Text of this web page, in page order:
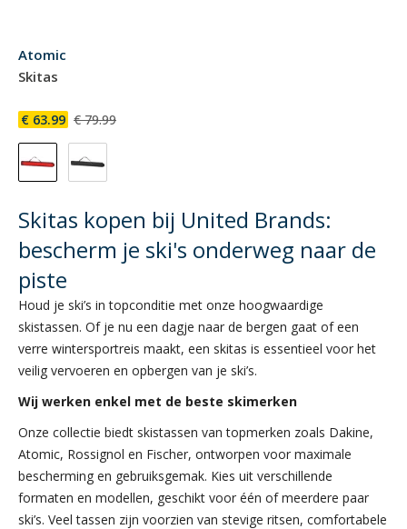
Atomic
Skitas
€ 63.99 € 79.99
Skitas kopen bij United Brands:
bescherm je ski's onderweg naar de
piste
Houd je ski’s in topconditie met onze hoogwaardige
skistassen. Of je nu een dagje naar de bergen gaat of een
verre wintersportreis maakt, een skitas is essentieel voor het
veilig vervoeren en opbergen van je ski’s.
Wij werken enkel met de beste skimerken
Onze collectie biedt skistassen van topmerken zoals Dakine,
Atomic, Rossignol en Fischer, ontworpen voor maximale
bescherming en gebruiksgemak. Kies uit verschillende
formaten en modellen, geschikt voor één of meerdere paar
ski’s. Veel tassen zijn voorzien van stevige ritsen, comfortabele